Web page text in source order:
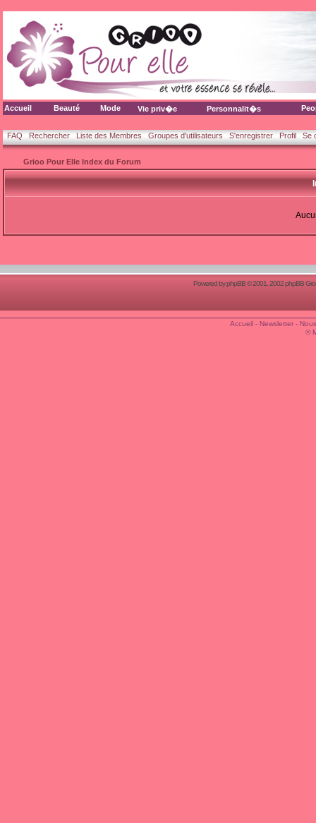
Accueil Beauté Mode Vie priv�e Personnalit�s
FAQ Rechercher Liste des Membres Groupes d'utilisateurs S'enregistrer Profil Se
Grioo Pour Elle Index du Forum
Powered byphpBB© 2001, 2002 phpBB
Accueil- Newsletter-
©